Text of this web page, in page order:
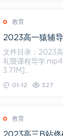
教育
2023高一猿辅
文件目录：2023高一猿辅
礼暨课程导学
3.71M]...
01-12 327
教育